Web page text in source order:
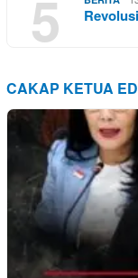
5
CAKAP KETUA